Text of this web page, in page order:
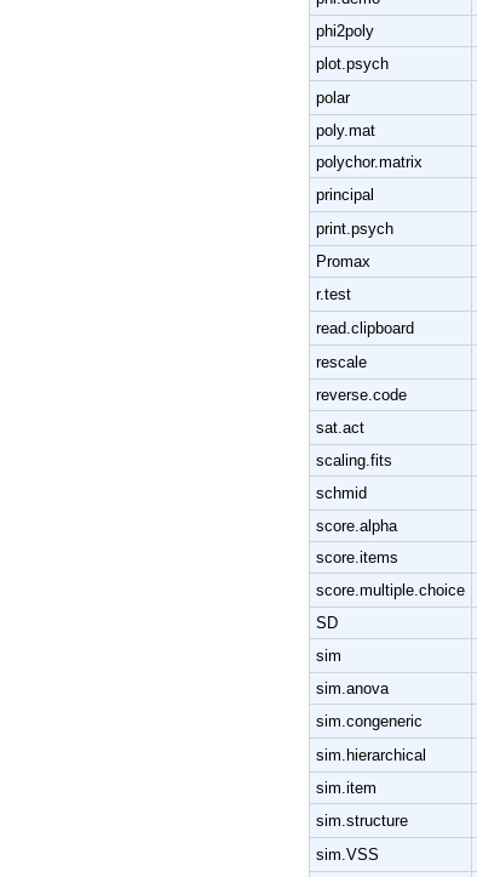
phi2poly
plot.psych
polar
poly.mat
polychor.matrix
principal
print.psych
Promax
r.test
read.clipboard
rescale
reverse.code
sat.act
scaling.fits
schmid
score.alpha
score.items
score.multiple.choice
SD
sim
sim.anova
sim.congeneric
sim.hierarchical
sim.item
sim.structure
sim.VSS